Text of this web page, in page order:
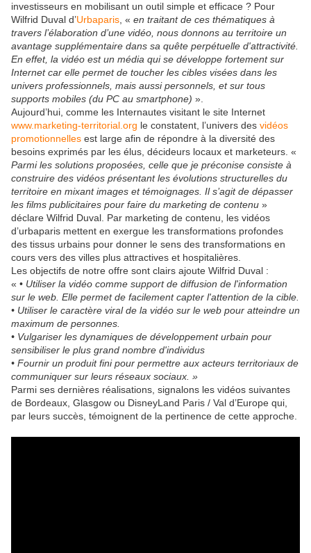
investisseurs en mobilisant un outil simple et efficace ? Pour
Wilfrid Duval d’Urbaparis , « en traitant de ces thématiques à
travers l’élaboration d’une vidéo, nous donnons au territoire un
avantage supplémentaire dans sa quête perpétuelle d'attractivité.
En effet, la vidéo est un média qui se développe fortement sur
Internet car elle permet de toucher les cibles visées dans les
univers professionnels, mais aussi personnels, et sur tous
supports mobiles (du PC au smartphone) ».
Aujourd’hui, comme les Internautes visitant le site Internet
www.marketing-territorial.org le constatent, l’univers des vidéos
promotionnelles est large afin de répondre à la diversité des
besoins exprimés par les élus, décideurs locaux et marketeurs. «
Parmi les solutions proposées, celle que je préconise consiste à
construire des vidéos présentant les évolutions structurelles du
territoire en mixant images et témoignages. Il s’agit de dépasser
les films publicitaires pour faire du marketing de contenu »
déclare Wilfrid Duval. Par marketing de contenu, les vidéos
d’urbaparis mettent en exergue les transformations profondes
des tissus urbains pour donner le sens des transformations en
cours vers des villes plus attractives et hospitalières.
Les objectifs de notre offre sont clairs ajoute Wilfrid Duval :
« • Utiliser la vidéo comme support de diffusion de l'information
sur le web. Elle permet de facilement capter l'attention de la cible.
• Utiliser le caractère viral de la vidéo sur le web pour atteindre un
maximum de personnes.
• Vulgariser les dynamiques de développement urbain pour
sensibiliser le plus grand nombre d'individus
• Fournir un produit fini pour permettre aux acteurs territoriaux de
communiquer sur leurs réseaux sociaux. »
Parmi ses dernières réalisations, signalons les vidéos suivantes
de Bordeaux, Glasgow ou DisneyLand Paris / Val d’Europe qui,
par leurs succès, témoignent de la pertinence de cette approche.